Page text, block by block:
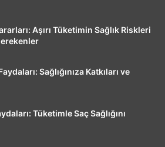
Aşırı Tüketimin Sağlık Riskleri
Sağlığınıza Katkıları ve
Tüketimle Saç Sağlığını